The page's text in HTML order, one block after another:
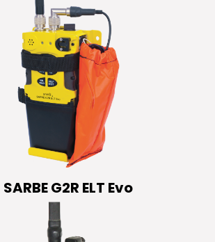
SARBE G2R ELT Evo